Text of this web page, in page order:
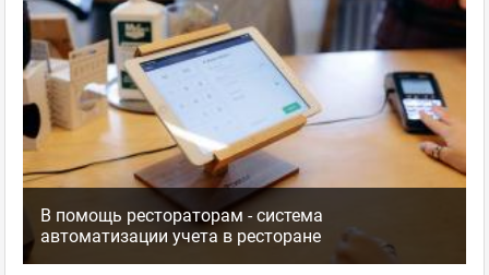
В помощь рестораторам - система
автоматизации учета в ресторане